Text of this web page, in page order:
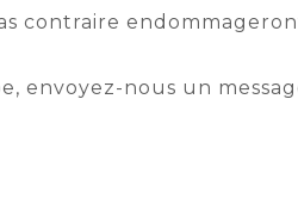
contraire
envoyez-nous un